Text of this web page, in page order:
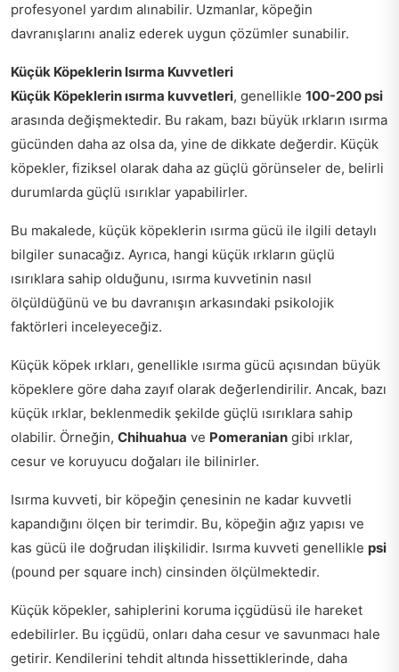
profesyonel yardım alınabilir. Uzmanlar, köpeğin
davranışlarını analiz ederek uygun çözümler sunabilir.
Küçük Köpeklerin Isırma Kuvvetleri
Küçük Köpeklerin ısırma kuvvetleri, genellikle 100-200 psi
arasında değişmektedir. Bu rakam, bazı büyük ırkların ısırma
gücünden daha az olsa da, yine de dikkate değerdir. Küçük
köpekler, fiziksel olarak daha az güçlü görünseler de, belirli
durumlarda güçlü ısırıklar yapabilirler.
Bu makalede, küçük köpeklerin ısırma gücü ile ilgili detaylı
bilgiler sunacağız. Ayrıca, hangi küçük ırkların güçlü
ısırıklara sahip olduğunu, ısırma kuvvetinin nasıl
ölçüldüğünü ve bu davranışın arkasındaki psikolojik
faktörleri inceleyeceğiz.
Küçük köpek ırkları, genellikle ısırma gücü açısından büyük
köpeklere göre daha zayıf olarak değerlendirilir. Ancak, bazı
küçük ırklar, beklenmedik şekilde güçlü ısırıklara sahip
olabilir. Örneğin, Chihuahua ve Pomeranian gibi ırklar,
cesur ve koruyucu doğaları ile bilinirler.
Isırma kuvveti, bir köpeğin çenesinin ne kadar kuvvetli
kapandığını ölçen bir terimdir. Bu, köpeğin ağız yapısı ve
kas gücü ile doğrudan ilişkilidir. Isırma kuvveti genellikle psi
(pound per square inch) cinsinden ölçülmektedir.
Küçük köpekler, sahiplerini koruma içgüdüsü ile hareket
edebilirler. Bu içgüdü, onları daha cesur ve savunmacı hale
getirir. Kendilerini tehdit altında hissettiklerinde, daha